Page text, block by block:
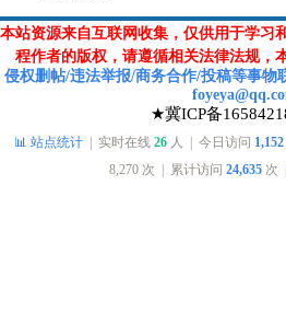
本站资源来自互联网收集，仅供用于学习
程作者的版权，请遵循相关法律法规，
侵权删帖/违法举报/商务合作/投稿等事物
★冀ICP备
📊 站点统计 | 实时在线 26 人 | 今日访问 1,152
8,270 次 | 累计访问 24,635 次 |